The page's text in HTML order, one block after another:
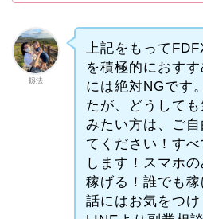
釼法
上記をもって
を積極的におす
には絶対NGです
たが、どうして
みたい方は、ご
てください！す
します！スマホ
稼げる！誰でも
話にはお気をつ